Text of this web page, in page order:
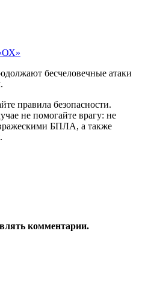
бесчеловечные атаки
правила безопасности.
не помогайте врагу: не
БПЛА, а также
комментарии.